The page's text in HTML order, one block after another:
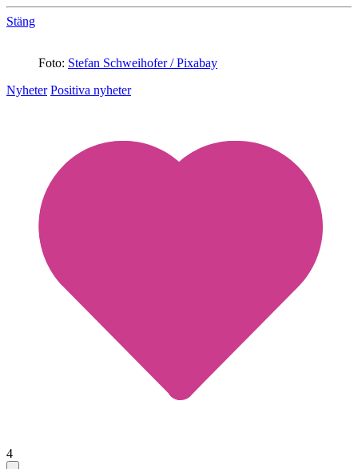
Stäng
Foto: Stefan Schweihofer / Pixabay
Nyheter Positiva nyheter
4